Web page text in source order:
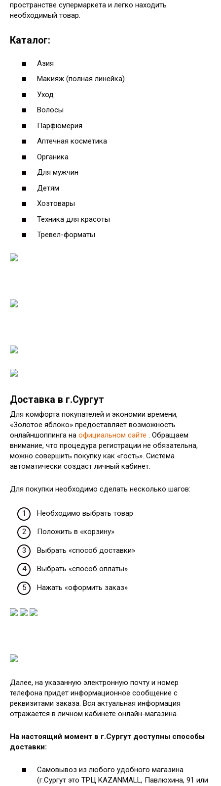
пространстве супермаркета и легко находить
необходимый товар.
Каталог:
Азия
Макияж (полная линейка)
Уход
Волосы
Парфюмерия
Аптечная косметика
Органика
Для мужчин
Детям
Хозтовары
Техника для красоты
Тревел-форматы
Доставка в г.Сургут
Для комфорта покупателей и экономии времени,
«Золотое яблоко» предоставляет возможность
онлайншоппинга на официальном сайте . Обращаем
внимание, что процедура регистрации не обязательна,
можно совершить покупку как «гость». Система
автоматически создаст личный кабинет.
Для покупки необходимо сделать несколько шагов:
Необходимо выбрать товар
Положить в «корзину»
Выбрать «способ доставки»
Выбрать «способ оплаты»
Нажать «оформить заказ»
Далее, на указанную электронную почту и номер
телефона придет информационное сообщение с
реквизитами заказа. Вся актуальная информация
отражается в личном кабинете онлайн-магазина.
На настоящий момент в г.Сургут доступны способы
доставки:
Самовывоз из любого удобного магазина
(г.Сургут это ТРЦ KAZANMALL, Павлюхина, 91 или